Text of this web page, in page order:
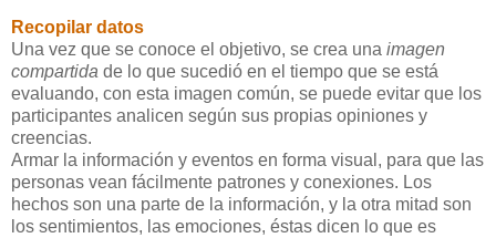
Recopilar datos
Una vez que se conoce el objetivo, se crea una imagen
compartida de lo que sucedió en el tiempo que se está
evaluando, con esta imagen común, se puede evitar que los
participantes analicen según sus propias opiniones y
creencias.
Armar la información y eventos en forma visual, para que las
personas vean fácilmente patrones y conexiones. Los
hechos son una parte de la información, y la otra mitad son
los sentimientos, las emociones, éstas dicen lo que es